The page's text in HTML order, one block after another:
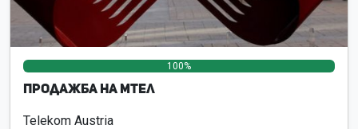
100%
Продажба на Мтел
Telekom Austria